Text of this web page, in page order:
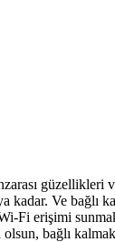
kadar. Ve
Fi erişimi
bağlı